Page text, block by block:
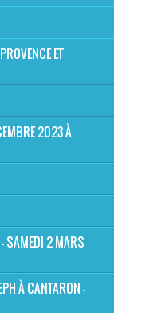
ET
2023 À
- SAMEDI 2 MARS
À CANTARON -